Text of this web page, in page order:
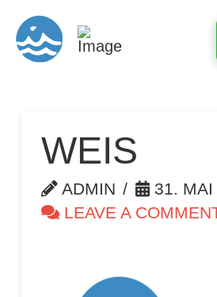
WEIS
ADMIN
31. MAI
LEAVE A